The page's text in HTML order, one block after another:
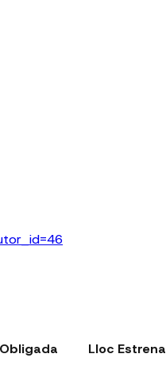
Obligada Lloc Estrena